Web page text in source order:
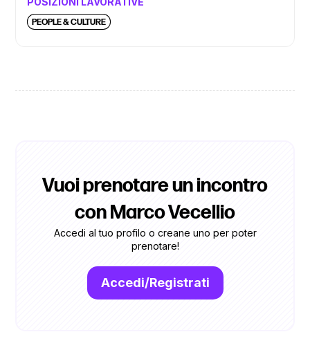
PEOPLE & CULTURE
Vuoi prenotare un incontro
con Marco Vecellio
Accedi al tuo profilo o creane uno per poter
prenotare!
Accedi/Registrati